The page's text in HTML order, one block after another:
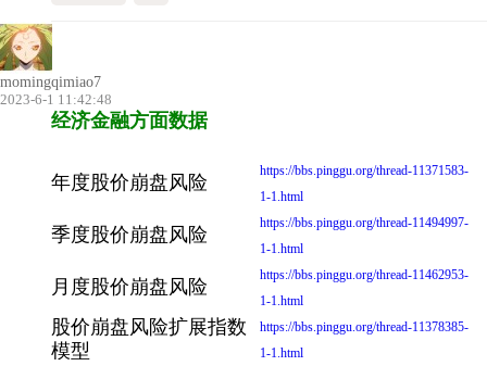
momingqimiao7
2023-6-1 11:42:48
经济金融方面数据
年度股价崩盘风险
https://bbs.pinggu.org/thread-11371583-
1-1.html
季度股价崩盘风险
https://bbs.pinggu.org/thread-11494997-
1-1.html
月度股价崩盘风险
https://bbs.pinggu.org/thread-11462953-
1-1.html
股价崩盘风险扩展指数
模型
https://bbs.pinggu.org/thread-11378385-
1-1.html